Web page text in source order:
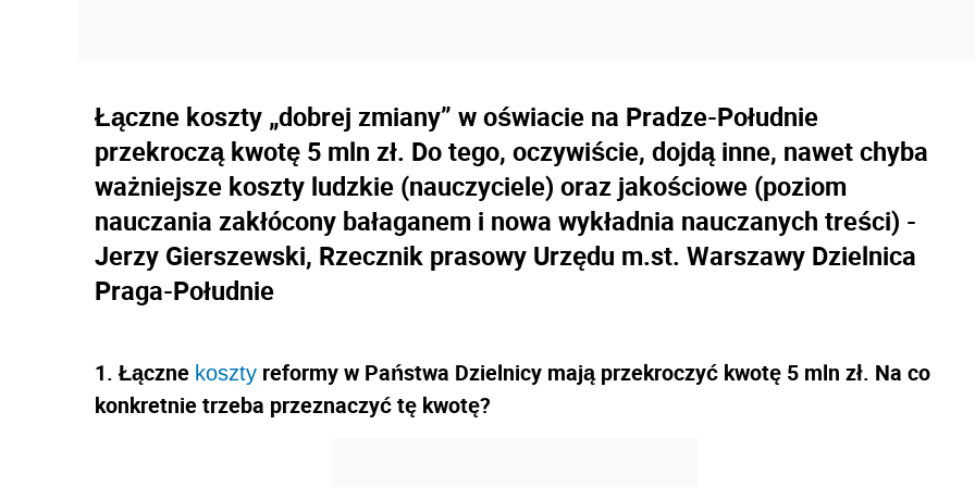
Łączne koszty „dobrej zmiany” w oświacie na Pradze-Południe
przekroczą kwotę 5 mln zł. Do tego, oczywiście, dojdą inne, nawet chyba
ważniejsze koszty ludzkie (nauczyciele) oraz jakościowe (poziom
nauczania zakłócony bałaganem i nowa wykładnia nauczanych treści) -
Jerzy Gierszewski, Rzecznik prasowy Urzędu m.st. Warszawy Dzielnica
Praga-Południe
1. Łączne koszty reformy w Państwa Dzielnicy mają przekroczyć kwotę 5 mln zł. Na co
konkretnie trzeba przeznaczyć tę kwotę?